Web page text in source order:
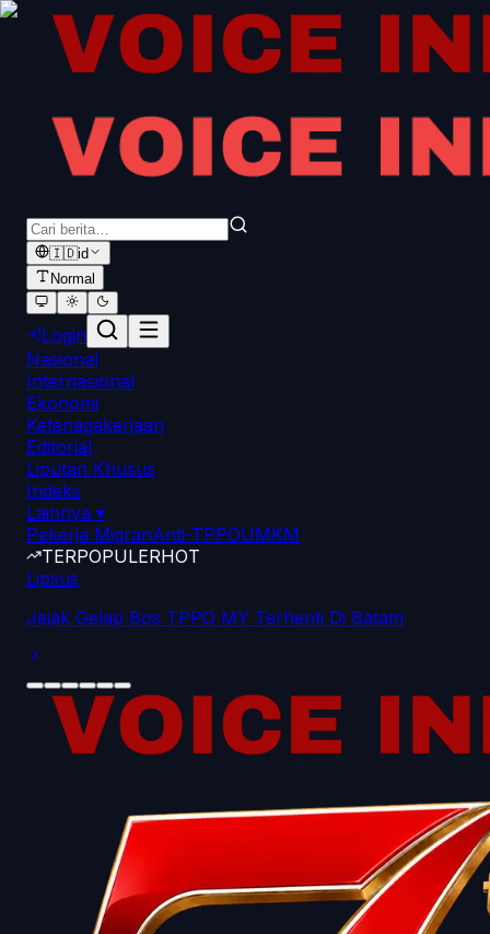
🇮🇩id
Normal
Login
Nasional
Internasional
Ekonomi
Ketenagakerjaan
Editorial
Liputan Khusus
Indeks
Lainnya ▾
Pekerja MigranAnti-TPPOUMKM
TERPOPULERHOT
Lipsus
Jejak Gelap Bos TPPO MY Terhenti Di Batam